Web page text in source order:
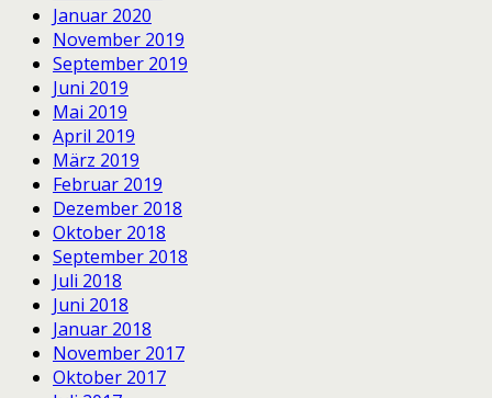
Januar 2020
November 2019
September 2019
Juni 2019
Mai 2019
April 2019
März 2019
Februar 2019
Dezember 2018
Oktober 2018
September 2018
Juli 2018
Juni 2018
Januar 2018
November 2017
Oktober 2017